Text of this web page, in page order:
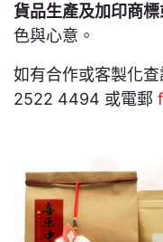
貨品生產及加印商
色與心意。
如有合作或客製化
2522 4494 或電郵